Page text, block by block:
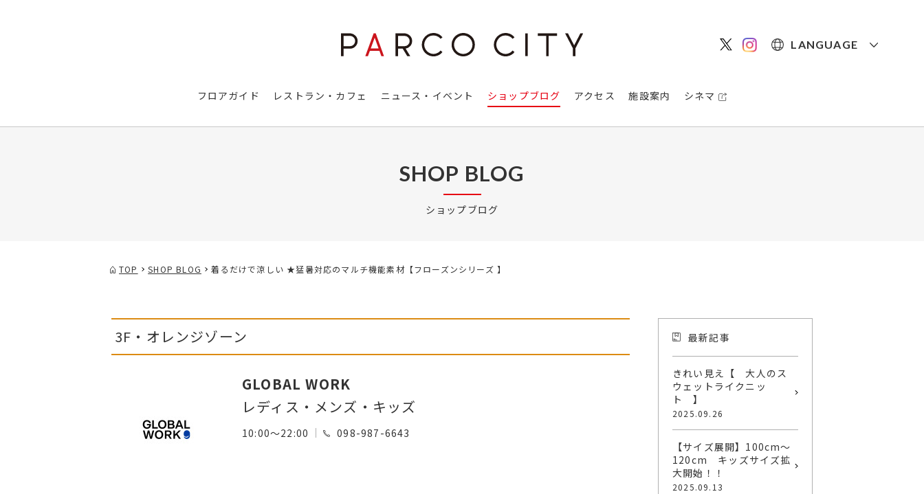
LANGUAGE
フロアガイド レストラン・カフェ ニュース・イベント ショップブログ アクセス 施設案内 シネマ
SHOP BLOG
ショップブログ
TOP SHOP BLOG 着るだけで涼しい ★猛暑対応のマルチ機能素材【フローズンシリーズ 】
3F・オレンジゾーン
GLOBAL WORK
レディス・メンズ・キッズ
10:00～22:00 098-987-6643
最新記事
きれい見え【 大人のス
ウェットライクニッ
ト 】
2025.09.26
【サイズ展開】100cm～
120cm キッズサイズ拡
大開始！！
2025.09.13